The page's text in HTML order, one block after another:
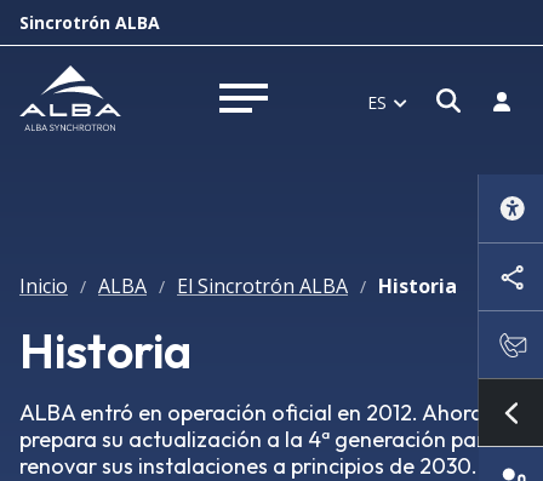
Sincrotrón ALBA
Abrir menú ES Abrir
Inicio / ALBA / El Sincrotrón ALBA / Historia
Historia
ALBA entró en operación oficial en 2012. Ahora
prepara su actualización a la 4ª generación para
renovar sus instalaciones a principios de 2030.